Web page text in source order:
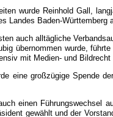
wurde Reinhold Gall,
Landes Baden-
auch alltägliche
übernommen wurde,
mit Medien- und
eine großzügige Spende
einen Führungswechsel
gewählt und der